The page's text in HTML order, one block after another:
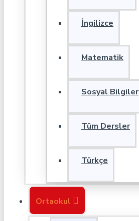
İngilizce
Matematik
Sosyal Bilgiler
Tüm Dersler
Türkçe
Ortaokul